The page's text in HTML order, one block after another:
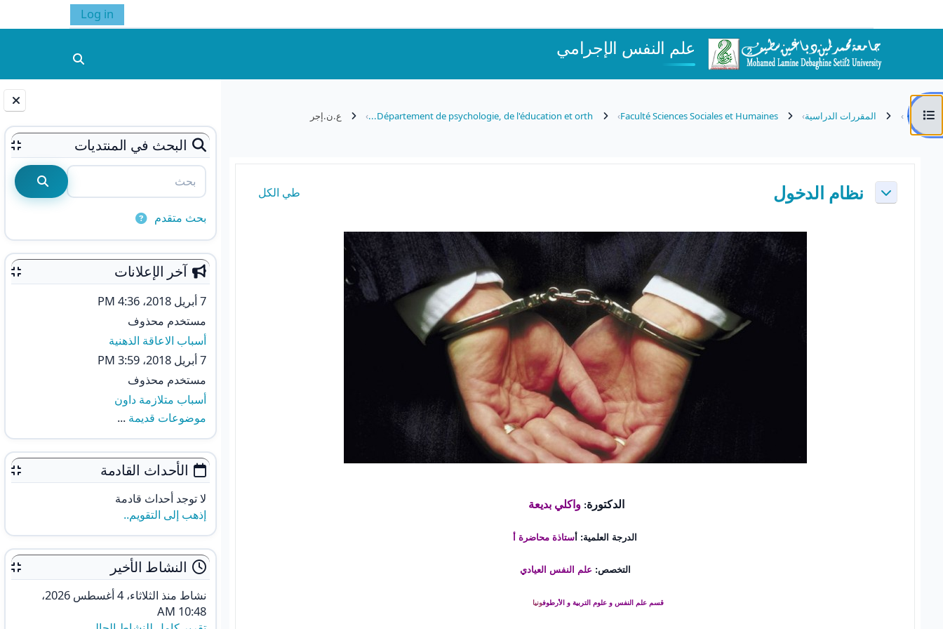
الكتلالبحث في المنتديات
بحث
بحث
بحث متقدم
آخر الإعلانات
7 أبريل 2018، 4:36 PM
مستخدم محذوف
أسباب الاعاقة الذهنية
7 أبريل 2018، 3:59 PM
مستخدم محذوف
أسباب متلازمة داون
موضوعات قديمة ...
الأحداث القادمة
لا توجد أحداث قادمة
إذهب إلى التقويم..
النشاط الأخير
نشاط منذ الثلاثاء، 4 أغسطس 2026،
10:48 AM
Log in
علم النفس الإجرامي
فتح فهرس المقررالمقررات الدراسية Faculté Sciences Sociales et Humaines
Département de psychologie, de l'éducation et orth... ع.ن.إجر
الخطوط العريضة للقسم
طي نظام الدخول طي الكل
الدكتورة: واكلي بديعة
الدرجة العلمية: أستاذة محاضرة أ
التخصص: علم النفس العيادي
قسم علم النفس و علوم التربية و الأرطوفونيا